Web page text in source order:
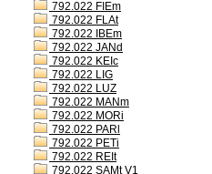
792.022 FIEm
792.022 FLAt
792.022 IBEm
792.022 JANd
792.022 KEIc
792.022 LIG
792.022 LUZ
792.022 MANm
792.022 MORi
792.022 PARl
792.022 PETi
792.022 REIt
792.022 SAMt V1